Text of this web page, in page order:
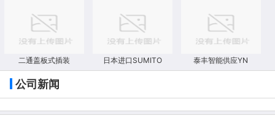
二通盖板式插装 日本进口SUMITO 泰丰智能供应YN
公司新闻